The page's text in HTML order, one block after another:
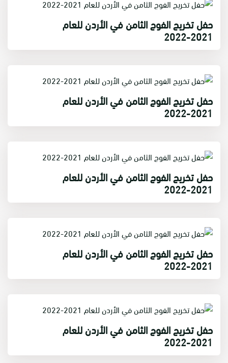
حفل تخريج الفوج الثامن في الأردن للعام
2021-2022
حفل تخريج الفوج الثامن في الأردن للعام
2021-2022
حفل تخريج الفوج الثامن في الأردن للعام
2021-2022
حفل تخريج الفوج الثامن في الأردن للعام
2021-2022
حفل تخريج الفوج الثامن في الأردن للعام
2021-2022